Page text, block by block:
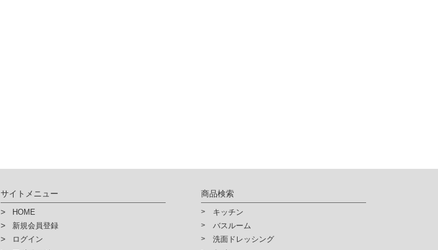
サイトメニュー
HOME
新規会員登録
ログイン
商品検索
キッチン
バスルーム
洗面ドレッシング